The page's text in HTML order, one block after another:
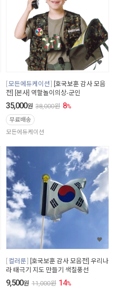
모든에듀케이션
[호국보훈 감사 모음
전] [본사] 역할놀이의상-군인
35,000원 38,000원 8%
무료배송
모든에듀케이션
컬러룬
[호국보훈 감사 모음전] 우리나
라 태극기 지도 만들기 색칠풍선
9,500원 11,000원 14%